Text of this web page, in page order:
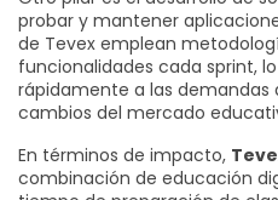
probar y mantener
de Tevex emplean
funcionalidades cada sprint,
rápidamente a las demandas
cambios del mercado
En términos de impacto,
combinación de educación